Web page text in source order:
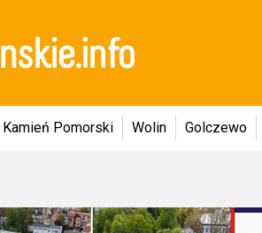
Kamień Pomorski Wolin Golczewo